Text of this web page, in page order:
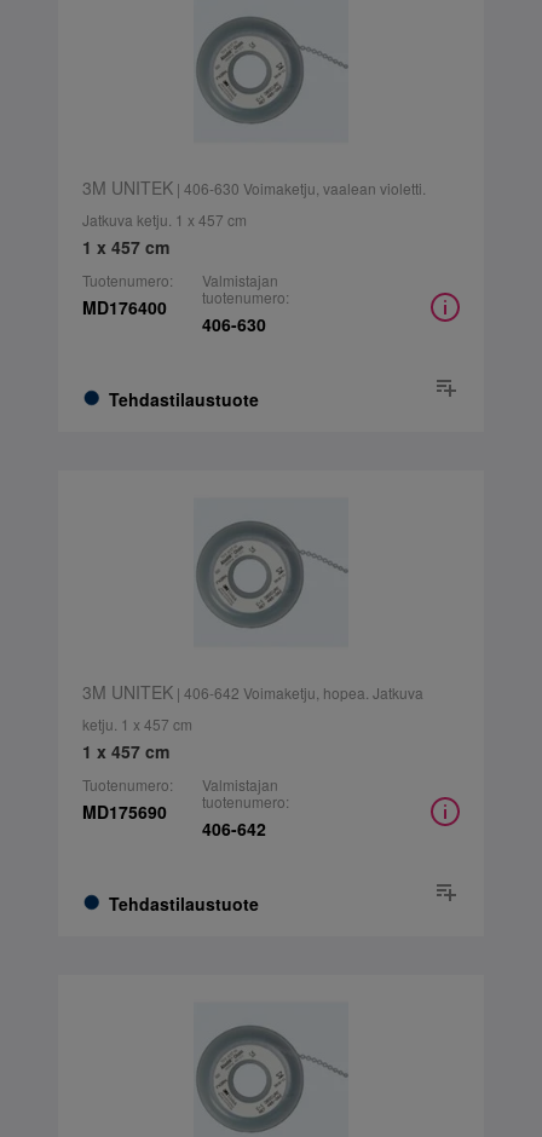
3M UNITEK| 406-630 Voimaketju, vaalean violetti.
Jatkuva ketju. 1 x 457 cm
1 x 457 cm
Tuotenumero:
MD176400
Tehdastilaustuote
Valmistajan
tuotenumero:
406-630
3M UNITEK| 406-642 Voimaketju, hopea. Jatkuva
ketju. 1 x 457 cm
1 x 457 cm
Tuotenumero:
MD175690
Tehdastilaustuote
Valmistajan
tuotenumero:
406-642